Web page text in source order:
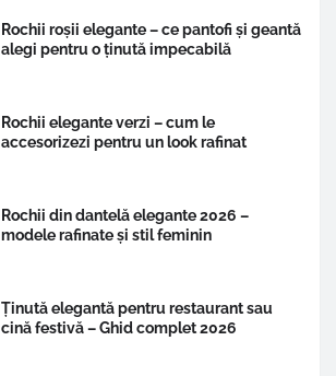
Rochii roșii elegante – ce pantofi și geantă
alegi pentru o ținută impecabilă
Rochii elegante verzi – cum le
accesorizezi pentru un look rafinat
Rochii din dantelă elegante 2026 –
modele rafinate și stil feminin
Ținută elegantă pentru restaurant sau
cină festivă – Ghid complet 2026